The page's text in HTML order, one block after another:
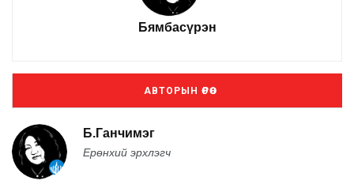
Бямбасүрэн
АВТОРЫН ӨРӨӨ
Б.Ганчимэг
Ерөнхий эрхлэгч